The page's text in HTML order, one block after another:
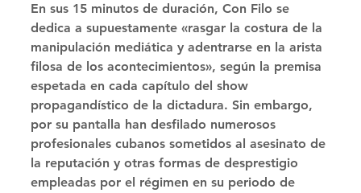
En sus 15 minutos de duración, Con Filo se
dedica a supuestamente «rasgar la costura de la
manipulación mediática y adentrarse en la arista
filosa de los acontecimientos», según la premisa
espetada en cada capítulo del show
propagandístico de la dictadura. Sin embargo,
por su pantalla han desfilado numerosos
profesionales cubanos sometidos al asesinato de
la reputación y otras formas de desprestigio
empleadas por el régimen en su periodo de